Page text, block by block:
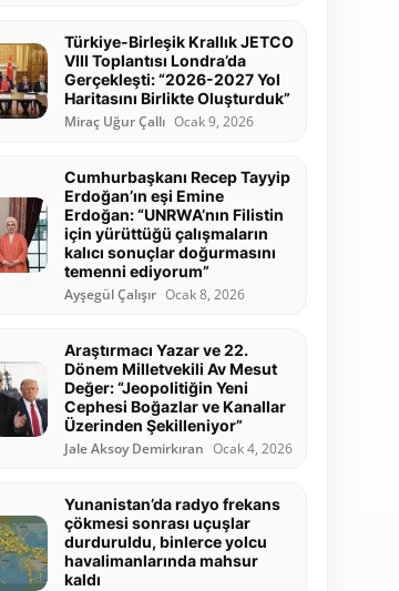
Türkiye-Birleşik Krallık JETCO
VIII Toplantısı Londra’da
Gerçekleşti: “2026-2027 Yol
Haritasını Birlikte Oluşturduk”
Miraç Uğur Çallı Ocak 9, 2026
Cumhurbaşkanı Recep Tayyip
Erdoğan’ın eşi Emine
Erdoğan: “UNRWA’nın Filistin
için yürüttüğü çalışmaların
kalıcı sonuçlar doğurmasını
temenni ediyorum”
Ayşegül Çalışır Ocak 8, 2026
Araştırmacı Yazar ve 22.
Dönem Milletvekili Av Mesut
Değer: “Jeopolitiğin Yeni
Cephesi Boğazlar ve Kanallar
Üzerinden Şekilleniyor”
Jale Aksoy Demirkıran Ocak 4, 2026
Yunanistan’da radyo frekans
çökmesi sonrası uçuşlar
durduruldu, binlerce yolcu
havalimanlarında mahsur
kaldı